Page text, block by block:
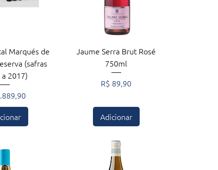
rápida
Marqués de
(safras
2017)
Visualização rápida
Jaume Serra Brut Rosé
750ml
Preço
R$ 89,90
Adicionar